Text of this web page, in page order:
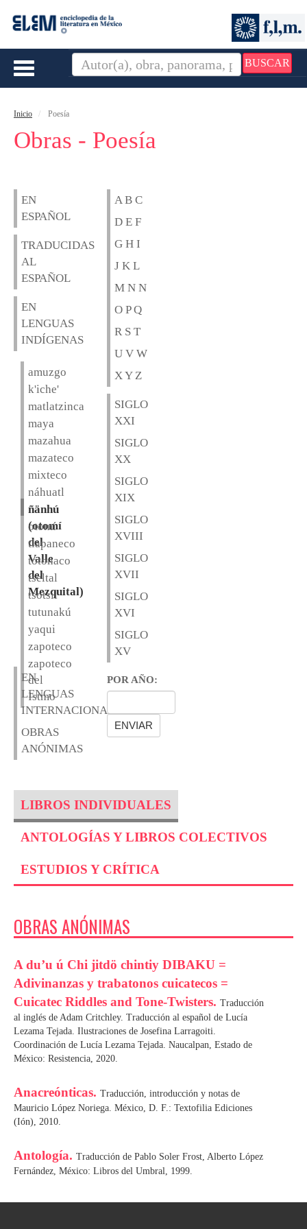
BUSCAR
Toggle
Inicio Poesía
Obras - Poesía
EN
ESPAÑOL
TRADUCIDAS
AL
ESPAÑOL
EN
LENGUAS
INDÍGENAS
amuzgo
k'iche'
matlatzinca
maya
mazahua
mazateco
mixteco
náhuatl
ñänhú
(otomí
del
Valle
del
Mezquital)
otomí
tlapaneco
totonaco
tseltal
tsotsil
tutunakú
yaqui
zapoteco
zapoteco
del
Istmo
EN
LENGUAS
INTERNACIONALES
OBRAS
ANÓNIMAS
A B C
D E F
G H I
J K L
M N N
O P Q
R S T
U V W
X Y Z
SIGLO
XXI
SIGLO
XX
SIGLO
XIX
SIGLO
XVIII
SIGLO
XVII
SIGLO
XVI
SIGLO
XV
POR AÑO:
LIBROS INDIVIDUALES
ANTOLOGÍAS Y LIBROS COLECTIVOS
ESTUDIOS Y CRÍTICA
OBRAS ANÓNIMAS
A du’u ú Chi jitdö chintiy DIBAKU =
Adivinanzas y trabatonos cuicatecos =
Cuicatec Riddles and Tone-Twisters. Traducción
al inglés de Adam Critchley. Traducción al español de Lucía
Lezama Tejada. Ilustraciones de Josefina Larragoiti.
Coordinación de Lucía Lezama Tejada. Naucalpan, Estado de
México: Resistencia, 2020.
Anacreónticas. Traducción, introducción y notas de
Mauricio López Noriega. México, D. F.: Textofilia Ediciones
(Ión), 2010.
Antología. Traducción de Pablo Soler Frost, Alberto López
Fernández, México: Libros del Umbral, 1999.